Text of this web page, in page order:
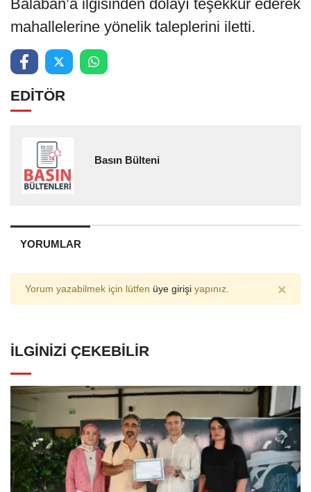
Balaban’a ilgisinden dolayı teşekkür ederek
mahallelerine yönelik taleplerini iletti.
EDİTÖR
Basın Bülteni
YORUMLAR
Yorum yazabilmek için lütfen üye girişi yapınız. ×
İLGINIZI ÇEKEBILIR